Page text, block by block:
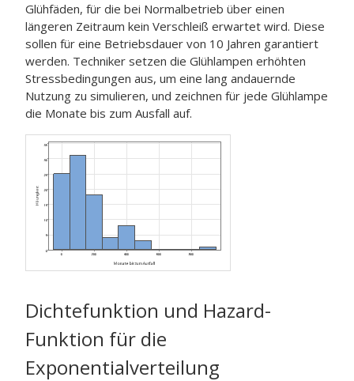
Glühfäden, für die bei Normalbetrieb über einen
längeren Zeitraum kein Verschleiß erwartet wird. Diese
sollen für eine Betriebsdauer von 10 Jahren garantiert
werden. Techniker setzen die Glühlampen erhöhten
Stressbedingungen aus, um eine lang andauernde
Nutzung zu simulieren, und zeichnen für jede Glühlampe
die Monate bis zum Ausfall auf.
Dichtefunktion und Hazard-
Funktion für die
Exponentialverteilung